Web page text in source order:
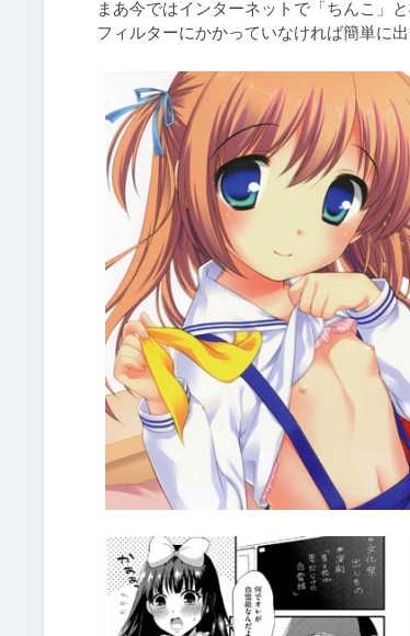
まあ今ではインターネットで「ちんこ」
フィルターにかかっていなければ簡単に